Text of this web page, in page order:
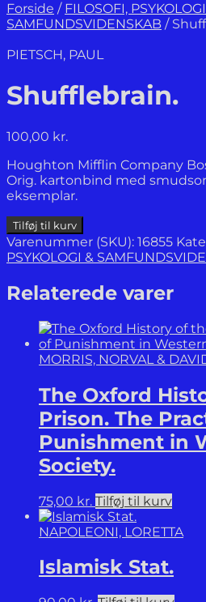
Forside / FILOSOFI,
SAMFUNDSVIDENSKAB /
PIETSCH, PAUL
Shufflebrain.
100,00 kr.
Houghton Mifflin Company
Orig. kartonbind med
eksemplar.
Shufflebrain.
antal
Tilføj til kurv
Varenummer (SKU): 16855
PSYKOLOGI &
Relaterede varer
MORRIS, NORVAL &
The Oxford
Prison. The
Punishment in
Society.
75,00 kr. Tilføj til kurv
NAPOLEONI, LORETTA
Islamisk Stat.